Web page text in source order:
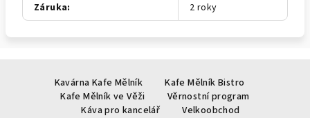
Záruka: 2 roky
Kavárna Kafe Mělník
Kafe Mělník Bistro
Kafe Mělník ve Věži
Věrnostní program
Káva pro kancelář
Velkoobchod